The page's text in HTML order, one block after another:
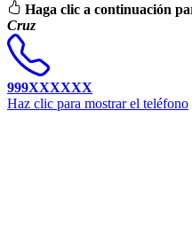
Haga clic a continuación
Cruz
999XXXXXX
Haz clic para mostrar el teléfono